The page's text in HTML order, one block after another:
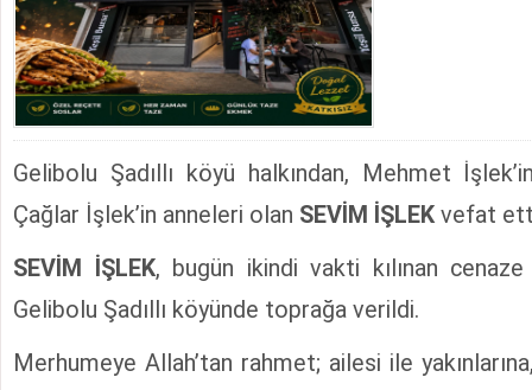
Gelibolu Şadıllı köyü halkından, Mehmet
Çağlar İşlek’in anneleri olan SEVİM İŞLEK vefat
SEVİM İŞLEK, bugün ikindi vakti kılınan cenaze
Gelibolu Şadıllı köyünde toprağa verildi.
Merhumeye Allah’tan rahmet; ailesi ile